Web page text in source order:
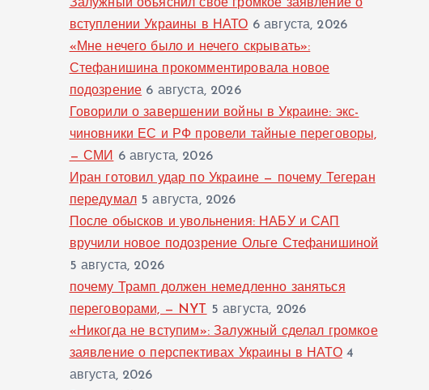
Залужный объяснил свое громкое заявление о
вступлении Украины в НАТО 6 августа, 2026
«Мне нечего было и нечего скрывать»:
Стефанишина прокомментировала новое
подозрение 6 августа, 2026
Говорили о завершении войны в Украине: экс-
чиновники ЕС и РФ провели тайные переговоры,
— СМИ 6 августа, 2026
Иран готовил удар по Украине — почему Тегеран
передумал 5 августа, 2026
После обысков и увольнения: НАБУ и САП
вручили новое подозрение Ольге Стефанишиной
5 августа, 2026
почему Трамп должен немедленно заняться
переговорами, — NYT
5 августа, 2026
«Никогда не вступим»: Залужный сделал громкое
заявление о перспективах Украины в НАТО 4
августа, 2026